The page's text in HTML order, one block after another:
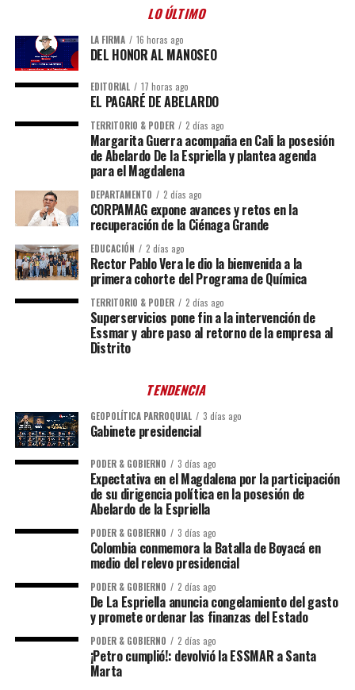
LO ÚLTIMO
LA FIRMA 16 horas ago
DEL HONOR AL MANOSEO
EDITORIAL 17 horas ago
EL PAGARÉ DE ABELARDO
TERRITORIO & PODER 2 días ago
Margarita Guerra acompaña en Cali la posesión
de Abelardo De la Espriella y plantea agenda
para el Magdalena
DEPARTAMENTO 2 días ago
CORPAMAG expone avances y retos en la
recuperación de la Ciénaga Grande
EDUCACIÓN 2 días ago
Rector Pablo Vera le dio la bienvenida a la
primera cohorte del Programa de Química
TERRITORIO & PODER 2 días ago
Superservicios pone fin a la intervención de
Essmar y abre paso al retorno de la empresa al
Distrito
TENDENCIA
GEOPOLÍTICA PARROQUIAL 3 días ago
Gabinete presidencial
PODER & GOBIERNO 3 días ago
Expectativa en el Magdalena por la participación
de su dirigencia política en la posesión de
Abelardo de la Espriella
PODER & GOBIERNO 3 días ago
Colombia conmemora la Batalla de Boyacá en
medio del relevo presidencial
PODER & GOBIERNO 2 días ago
De La Espriella anuncia congelamiento del gasto
y promete ordenar las finanzas del Estado
PODER & GOBIERNO 2 días ago
¡Petro cumplió!: devolvió la ESSMAR a Santa
Marta